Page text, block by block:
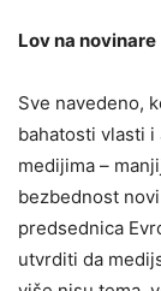
Lov na novinare
Sve navedeno,
bahatosti vlasti
medijima –
bezbednost
predsednica
utvrditi da